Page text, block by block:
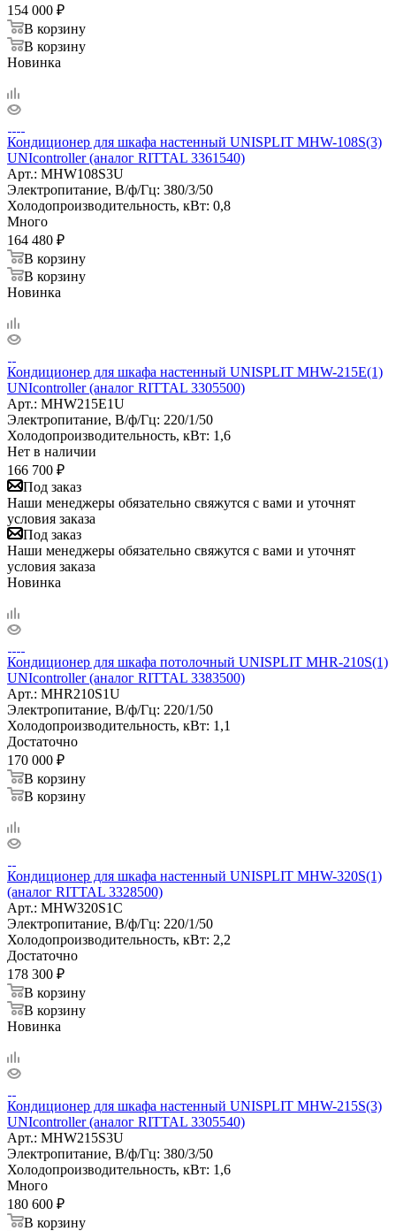
154 000 ₽
В корзину
В корзину
Новинка
Кондиционер для шкафа настенный UNISPLIT MHW-108S(3)
UNIcontroller (аналог RITTAL 3361540)
Арт.: MHW108S3U
Электропитание, В/ф/Гц: 380/3/50
Холодопроизводительность, кВт: 0,8
Много
164 480 ₽
В корзину
В корзину
Новинка
Кондиционер для шкафа настенный UNISPLIT MHW-215E(1)
UNIcontroller (аналог RITTAL 3305500)
Арт.: MHW215E1U
Электропитание, В/ф/Гц: 220/1/50
Холодопроизводительность, кВт: 1,6
Нет в наличии
166 700 ₽
Под заказ
Наши менеджеры обязательно свяжутся с вами и уточнят
условия заказа
Под заказ
Наши менеджеры обязательно свяжутся с вами и уточнят
условия заказа
Новинка
Кондиционер для шкафа потолочный UNISPLIT MHR-210S(1)
UNIcontroller (аналог RITTAL 3383500)
Арт.: MHR210S1U
Электропитание, В/ф/Гц: 220/1/50
Холодопроизводительность, кВт: 1,1
Достаточно
170 000 ₽
В корзину
В корзину
Кондиционер для шкафа настенный UNISPLIT MHW-320S(1)
(аналог RITTAL 3328500)
Арт.: MHW320S1C
Электропитание, В/ф/Гц: 220/1/50
Холодопроизводительность, кВт: 2,2
Достаточно
178 300 ₽
В корзину
В корзину
Новинка
Кондиционер для шкафа настенный UNISPLIT MHW-215S(3)
UNIcontroller (аналог RITTAL 3305540)
Арт.: MHW215S3U
Электропитание, В/ф/Гц: 380/3/50
Холодопроизводительность, кВт: 1,6
Много
180 600 ₽
В корзину